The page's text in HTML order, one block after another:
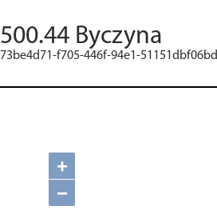
500.44 Byczyna
73be4d71-f705-446f-94e1-51151dbf06bd
+
−